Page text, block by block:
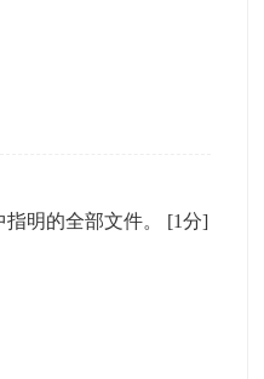
明的全部文件。 [1分]